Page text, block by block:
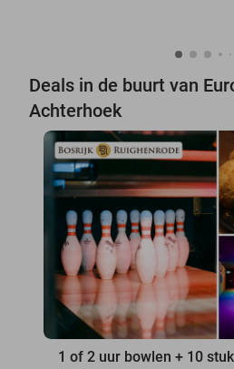
Deals in de buurt van
Achterhoek
1 of 2 uur bowlen + 10